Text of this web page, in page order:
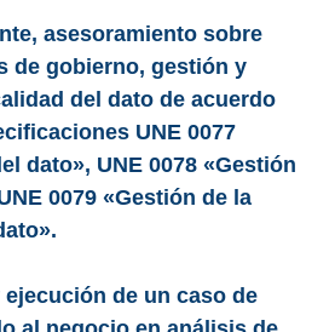
asesoramiento sobre
de gobierno, gestión y
del dato de acuerdo
UNE 0077
dato», UNE 0078 «Gestión
0079 «Gestión de la
de un caso de